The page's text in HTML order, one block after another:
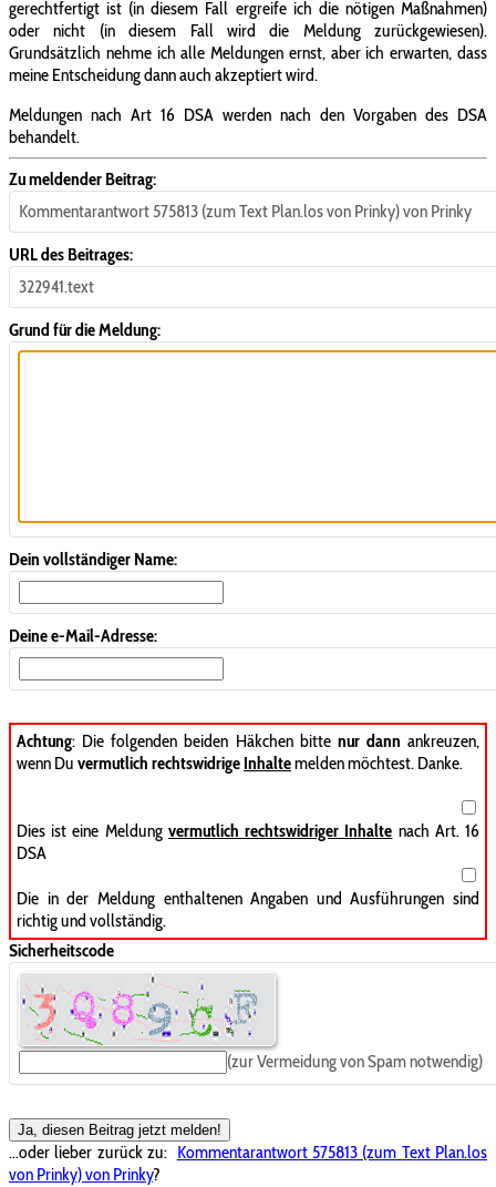
gerechtfertigt ist (in diesem Fall ergreife ich die nötigen Maßnahmen)
oder nicht (in diesem Fall wird die Meldung zurückgewiesen).
Grundsätzlich nehme ich alle Meldungen ernst, aber ich erwarten, dass
meine Entscheidung dann auch akzeptiert wird.
Meldungen nach Art 16 DSA werden nach den Vorgaben des DSA
behandelt.
Zu meldender Beitrag:
Kommentarantwort 575813 (zum Text Plan.los von Prinky) von Prinky
URL des Beitrages:
322941.text
Grund für die Meldung:
Dein vollständiger Name:
Deine e-Mail-Adresse:
Achtung: Die folgenden beiden Häkchen bitte nur dann ankreuzen,
wenn Du vermutlich rechtswidrige Inhaltemelden möchtest. Danke.
Dies ist eine Meldung vermutlich rechtswidriger Inhalte nach Art. 16
DSA
Die in der Meldung enthaltenen Angaben und Ausführungen sind
richtig und vollständig.
Sicherheitscode
(zur Vermeidung von Spam notwendig)
Ja, diesen Beitrag jetzt melden!
...oder lieber zurück zu: Kommentarantwort 575813 (zum Text Plan.los
von Prinky) von Prinky?